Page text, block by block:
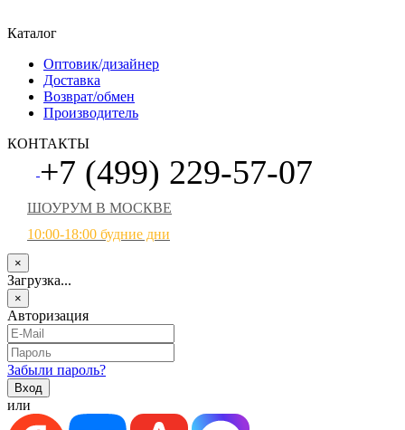
Каталог
Оптовик/дизайнер
Доставка
Возврат/обмен
Производитель
КОНТАКТЫ
+7 (499) 229-57-07
ШОУРУМ В МОСКВЕ
10:00-18:00 будние дни
×
Загрузка...
×
Авторизация
Забыли пароль?
или